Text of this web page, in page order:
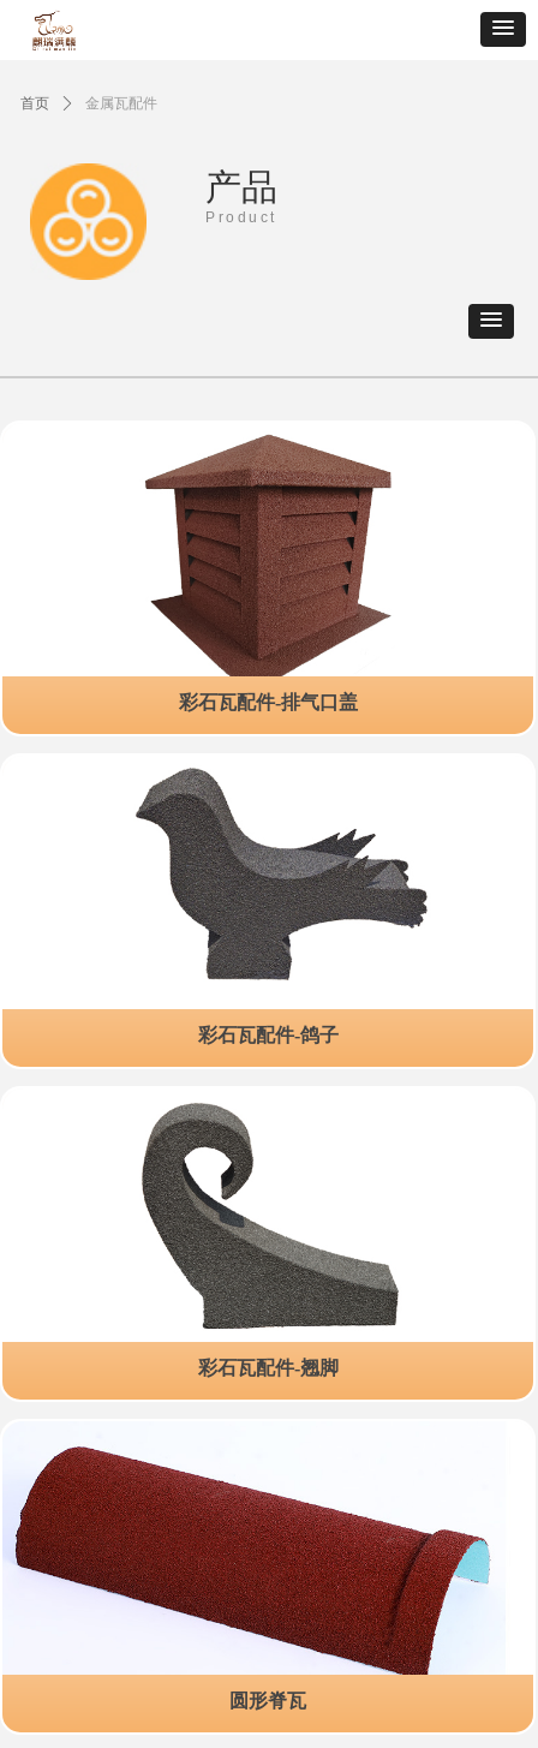
彩石瓦配件-排气口盖
彩石瓦配件-鸽子
彩石瓦配件-翘脚
圆形脊瓦
产品
Product
首页 ꄲ 金属瓦配件